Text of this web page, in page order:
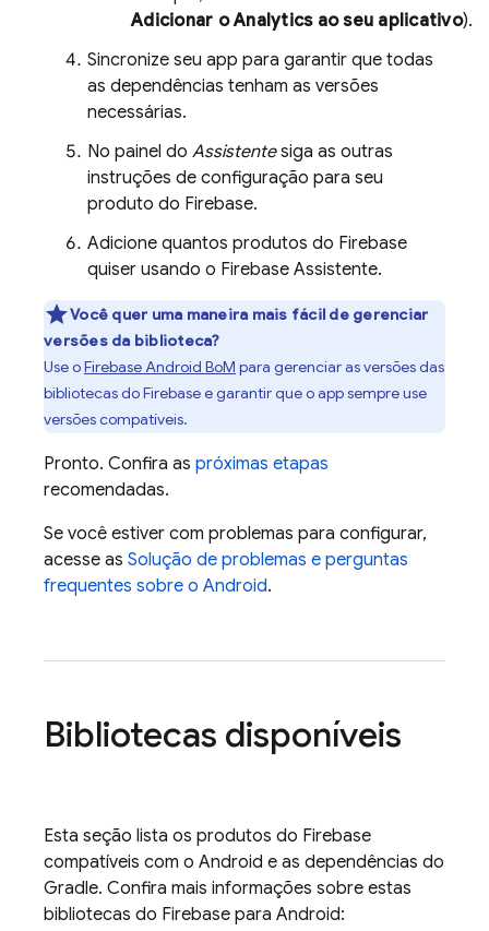
Adicionar oAnalyticsao seu aplicativo).
Sincronize seu app para garantir que todas
as dependências tenham as versões
necessárias.
No painel do Assistentesiga as outras
instruções de configuração para seu
produto do Firebase.
Adicione quantos produtos do Firebase
quiser usando o Firebase Assistente.
Você quer uma maneira mais fácil de gerenciar
versões da biblioteca?
Use oFirebase Android BoM para gerenciar as versões das
bibliotecas do Firebase e garantir que o app sempre use
versões compatíveis.
Pronto. Confira as próximas etapas
recomendadas.
Se você estiver com problemas para configurar,
acesse as Solução de problemas e perguntas
frequentes sobre o Android.
Bibliotecas disponíveis
Esta seção lista os produtos do Firebase
compatíveis com o Android e as dependências do
Gradle. Confira mais informações sobre estas
bibliotecas do Firebase para Android: